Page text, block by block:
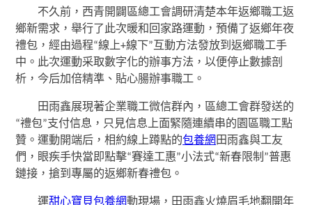
不久前，西青開闢區總工會調研清楚本年返鄉職工返
鄉新需求，舉行了此次暖和回家路運動，預備了返鄉年夜
禮包，經由過程“線上+線下”互動方法發放到返鄉職工手
中。此次運動采取數字化的辦事方法，以便停止數據剖
析，今后加倍精準、貼心腸辦事職工。
田雨鑫展現著企業職工微信群內，區總工會群發送的
“禮包”支付信息，只見信息上面緊隨連續串的園區職工點
贊。運動開端后，相約線上蹲點的包養網 田雨鑫與工友
們，眼疾手快當即點擊“賽達工惠”小法式“新春限制”普惠
鏈接，搶到專屬的返鄉新春禮包。
運甜心寶貝包養網動現場，田雨鑫火燒眉毛地翻開年